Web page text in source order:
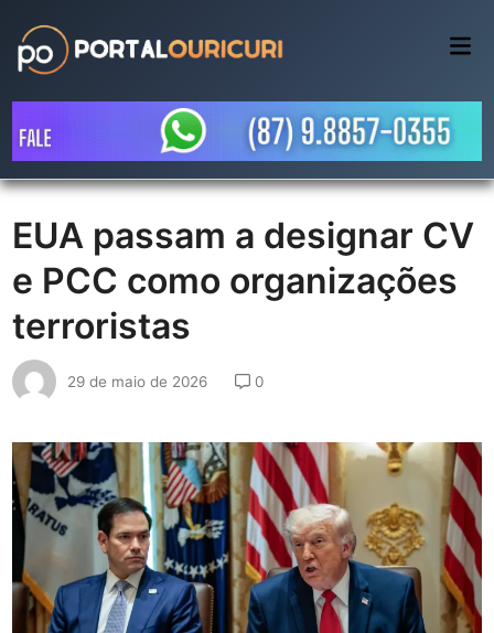
content
EUA passam a designar CV
e PCC como organizações
terroristas
29 de maio de 2026 0